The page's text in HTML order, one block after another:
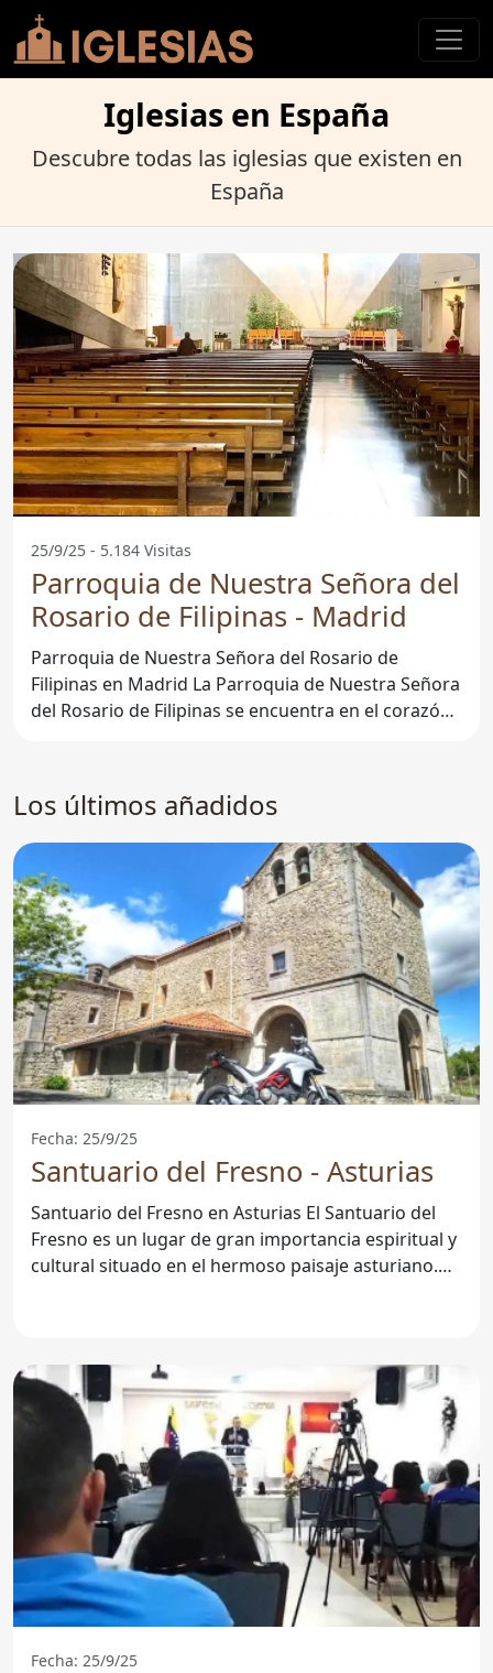
Iglesias en España
Descubre todas las iglesias que existen en
España
25/9/25 - 5.184 Visitas
Parroquia de Nuestra Señora del
Rosario de Filipinas - Madrid
Parroquia de Nuestra Señora del Rosario de
Filipinas en Madrid La Parroquia de Nuestra Señora
del Rosario de Filipinas se encuentra en el corazón
Los últimos añadidos
Fecha: 25/9/25
Santuario del Fresno - Asturias
Santuario del Fresno en Asturias El Santuario del
Fresno es un lugar de gran importancia espiritual y
cultural situado en el hermoso paisaje asturiano.
Fecha: 25/9/25